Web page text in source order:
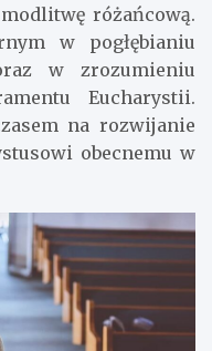
różańcową.
w pogłębianiu
w zrozumieniu
Eucharystii.
na rozwijanie
obecnemu w